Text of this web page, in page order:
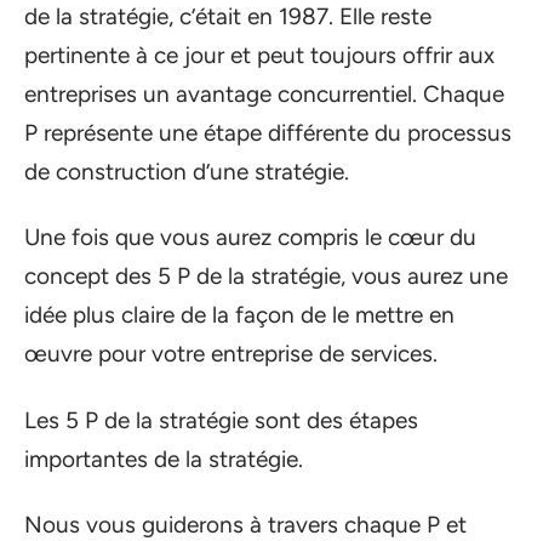
de la stratégie, c’était en 1987. Elle reste
pertinente à ce jour et peut toujours offrir aux
entreprises un avantage concurrentiel. Chaque
P représente une étape différente du processus
de construction d’une stratégie.
Une fois que vous aurez compris le cœur du
concept des 5 P de la stratégie, vous aurez une
idée plus claire de la façon de le mettre en
œuvre pour votre entreprise de services.
Les 5 P de la stratégie sont des étapes
importantes de la stratégie.
Nous vous guiderons à travers chaque P et